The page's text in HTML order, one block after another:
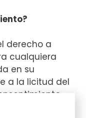
derecho a
cualquiera
en su
a la licitud del